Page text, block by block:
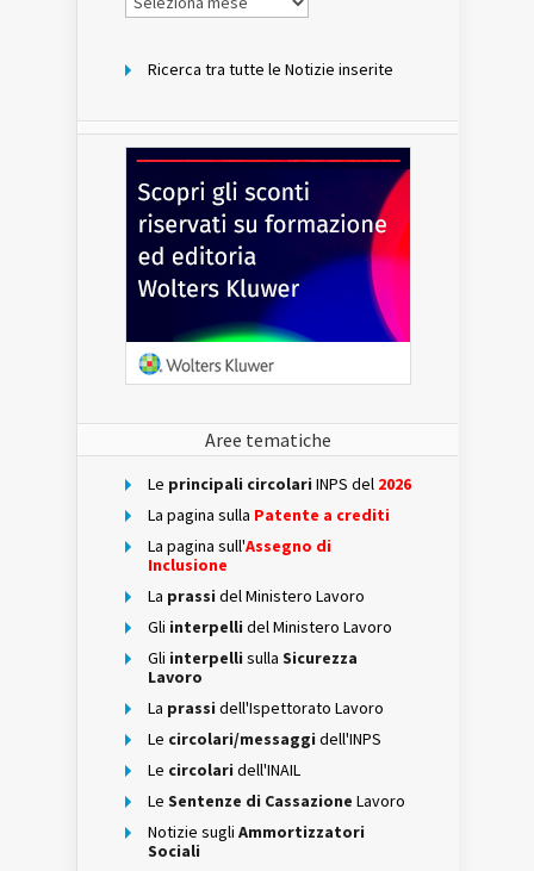
per
Ricerca tra tutte le Notizie inserite
Aree tematiche
Le principali circolari INPS del 2026
La pagina sulla Patente a crediti
La pagina sull'Assegno di
Inclusione
La prassi del Ministero Lavoro
Gli interpelli del Ministero Lavoro
Gli interpelli sulla Sicurezza
Lavoro
La prassi dell'Ispettorato Lavoro
Le circolari/messaggi dell'INPS
Le circolari dell'INAIL
Le Sentenze di Cassazione Lavoro
Notizie sugli Ammortizzatori
Sociali